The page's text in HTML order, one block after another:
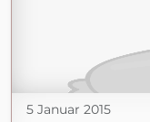
5 Januar 2015